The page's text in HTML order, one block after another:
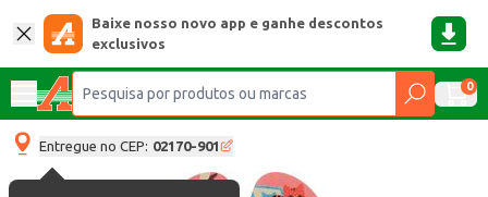
Baixe nosso novo app e ganhe descontos
exclusivos
0
Entregue no CEP: 02170-901